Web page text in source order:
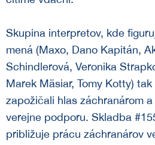
Skupina interpretov, kde
mená (Maxo, Dano Kapitán,
Schindlerová, Veronika
Marek Mäsiar, Tomy Kotty)
zapožičali hlas záchranárom
verejne podporu. Skladba
približuje prácu záchranárov